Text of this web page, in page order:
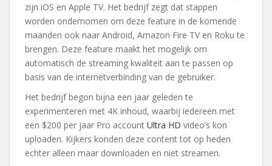
zijn iOS en Apple TV. Het bedrijf zegt dat stappen
worden ondernomen om deze feature in de komende
maanden ook naar Android, Amazon Fire TV en Roku te
brengen. Deze feature maakt het mogelijk om
automatisch de streaming kwaliteit aan te passen op
basis van de internetverbinding van de gebruiker.
Het bedrijf begon bijna een jaar geleden te
experimenteren met 4K inhoud, waarbij iedereen met
een $200 per jaar Pro account Ultra HD video’s kon
uploaden. Kijkers konden deze content tot op heden
echter alleen maar downloaden en niet streamen.